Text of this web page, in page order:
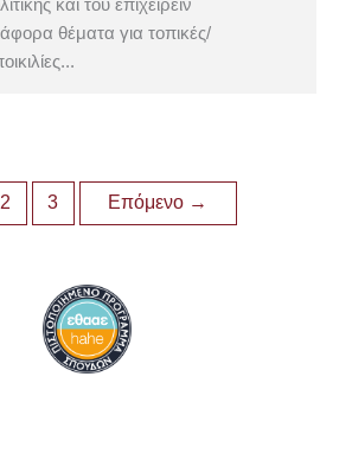
και του επιχειρείν
θέματα για τοπικές/
2 3 Επόμενο →